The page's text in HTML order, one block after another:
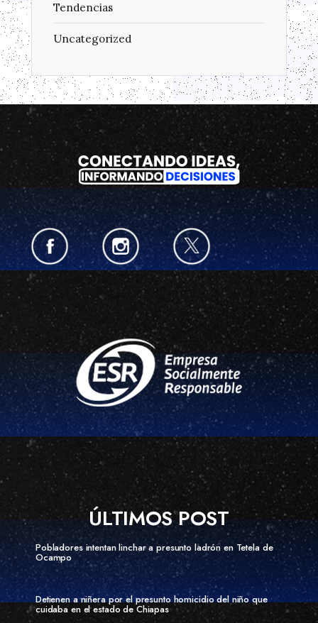
Tendencias
Uncategorized
ÚLTIMOS POST
Pobladores intentan linchar a presunto ladrón en Tetela de
Ocampo
Detienen a niñera por el presunto homicidio del niño que
cuidaba en el estado de Chiapas